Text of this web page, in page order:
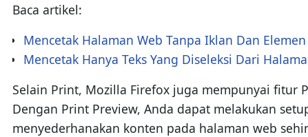
Baca artikel:
Mencetak Halaman Web Tanpa Iklan Dan
Mencetak Hanya Teks Yang Diseleksi Dari
Selain Print, Mozilla Firefox juga mempunyai fitur
Dengan Print Preview, Anda dapat melakukan
menyederhanakan konten pada halaman web